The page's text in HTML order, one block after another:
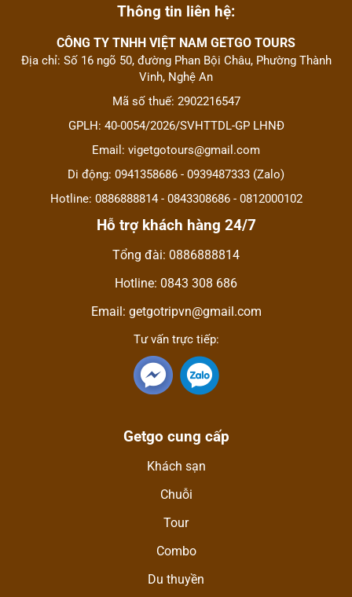
Thông tin liên hệ:
CÔNG TY TNHH VIỆT NAM GETGO TOURS
Địa chỉ: Số 16 ngõ 50, đường Phan Bội Châu, Phường Thành
Vinh, Nghệ An
Mã số thuế: 2902216547
GPLH: 40-0054/2026/SVHTTDL-GP LHNĐ
Email: vigetgotours@gmail.com
Di động: 0941358686 - 0939487333 (Zalo)
Hotline: 0886888814 - 0843308686 - 0812000102
Hỗ trợ khách hàng 24/7
Tổng đài: 0886888814
Hotline: 0843 308 686
Email: getgotripvn@gmail.com
Tư vấn trực tiếp:
Getgo cung cấp
Khách sạn
Chuỗi
Tour
Combo
Du thuyền